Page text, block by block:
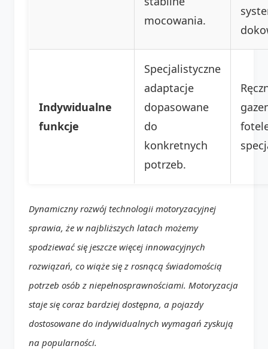
mocowania.
Indywidualne
funkcje
Specjalistyczne
adaptacje
dopasowane
do
konkretnych
potrzeb.
Dynamiczny rozwój technologii motoryzacyjnej
sprawia, że w najbliższych latach możemy
spodziewać się jeszcze więcej innowacyjnych
rozwiązań, co wiąże się z rosnącą świadomością
potrzeb osób z niepełnosprawnościami. Motoryzacja
staje się coraz bardziej dostępna, a pojazdy
dostosowane do indywidualnych wymagań zyskują
na popularności.